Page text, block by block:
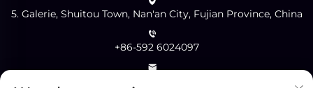
5. Galerie, Shuitou Town, Nan'an City, Fujian Province, China
+86-592 6024097